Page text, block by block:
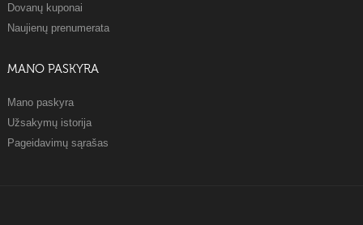
Dovanų kuponai
Naujienų prenumerata
MANO PASKYRA
Mano paskyra
Užsakymų istorija
Pageidavimų sąrašas